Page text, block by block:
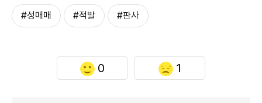
#성매매 #적발 #판사
0 1